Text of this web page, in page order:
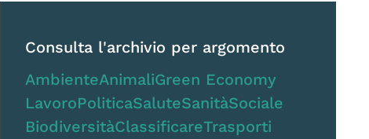
Consulta l'archivio per argomento
AmbienteAnimaliGreen Economy
LavoroPoliticaSaluteSanitàSociale
BiodiversitàClassificareTrasporti